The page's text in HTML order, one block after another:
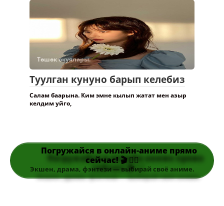
Төшөк окуялары.
Туулган кунуно барып келебиз
Салам баарына. Ким эмне кылып жатат мен азыр
келдим уйго,
Погружайся в онлайн-аниме прямо
сейчас! 🎬 👆🏻
Экшен, драма, фэнтези — выбирай своё аниме.